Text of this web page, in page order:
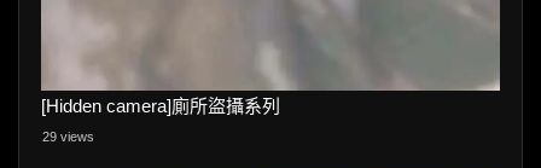
[Hidden camera]廁所盜攝系列
29 views